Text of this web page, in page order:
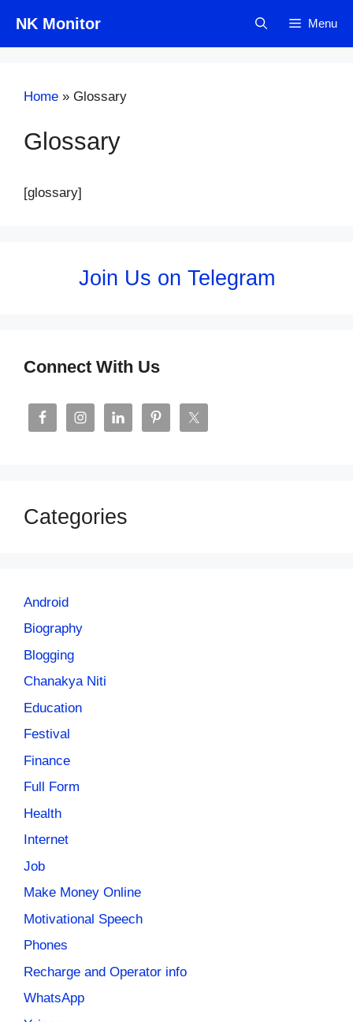
content
NK Monitor Menu
Home » Glossary
Glossary
[glossary]
Join Us on Telegram
Connect With Us
Categories
Android
Biography
Blogging
Chanakya Niti
Education
Festival
Finance
Full Form
Health
Internet
Job
Make Money Online
Motivational Speech
Phones
Recharge and Operator info
WhatsApp